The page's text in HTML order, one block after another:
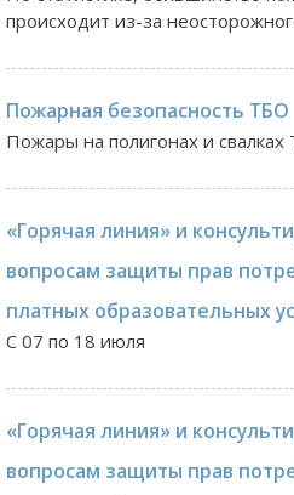
происходит из-за
Пожарная безопасность ТБО
Пожары на полигонах и
«Горячая линия» и
вопросам защиты прав
платных образовательных
С 07 по 18 июля
«Горячая линия» и
вопросам защиты прав